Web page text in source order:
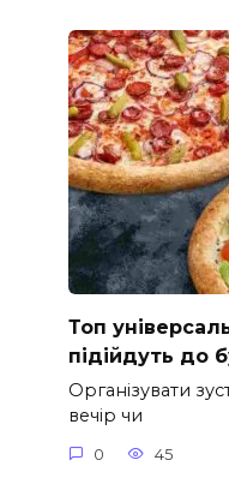
Топ
підійдуть до
Організувати
вечір чи
0 45